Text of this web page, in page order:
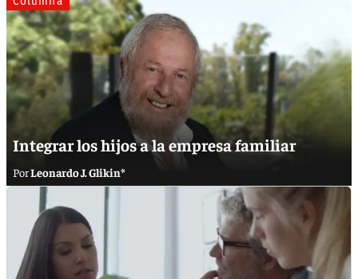
Integrar los hijos a la empresa familiar
Leonardo J. Glikin*